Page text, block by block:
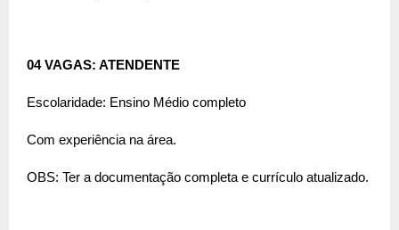
04 VAGAS: ATENDENTE
Escolaridade: Ensino Médio completo
Com experiência na área.
OBS: Ter a documentação completa e currículo atualizado.